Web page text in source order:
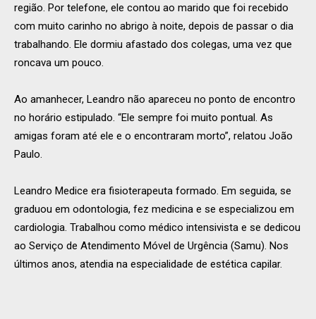
região. Por telefone, ele contou ao marido que foi recebido
com muito carinho no abrigo à noite, depois de passar o dia
trabalhando. Ele dormiu afastado dos colegas, uma vez que
roncava um pouco.
Ao amanhecer, Leandro não apareceu no ponto de encontro
no horário estipulado. “Ele sempre foi muito pontual. As
amigas foram até ele e o encontraram morto”, relatou João
Paulo.
Leandro Medice era fisioterapeuta formado. Em seguida, se
graduou em odontologia, fez medicina e se especializou em
cardiologia. Trabalhou como médico intensivista e se dedicou
ao Serviço de Atendimento Móvel de Urgência (Samu). Nos
últimos anos, atendia na especialidade de estética capilar.